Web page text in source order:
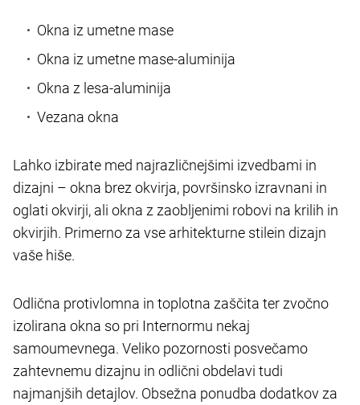
Okna iz umetne mase
Okna iz umetne mase-aluminija
Okna z lesa-aluminija
Vezana okna
Lahko izbirate med najrazličnejšimi izvedbami in
dizajni – okna brez okvirja, površinsko izravnani in
oglati okvirji, ali okna z zaobljenimi robovi na krilih in
okvirjih. Primerno za vse arhitekturne stilein dizajn
vaše hiše.
Odlična protivlomna in toplotna zaščita ter zvočno
izolirana okna so pri Internormu nekaj
samoumevnega. Veliko pozornosti posvečamo
zahtevnemu dizajnu in odlični obdelavi tudi
najmanjših detajlov. Obsežna ponudba dodatkov za